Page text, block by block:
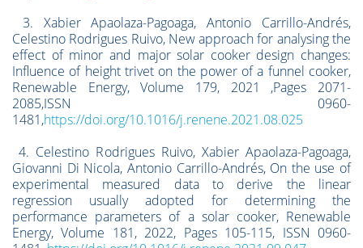
3. Xabier Apaolaza-Pagoaga, Antonio Carrillo-Andrés,
Celestino Rodrigues Ruivo, New approach for analysing the
effect of minor and major solar cooker design changes:
Influence of height trivet on the power of a funnel cooker,
Renewable Energy, Volume 179, 2021 ,Pages 2071-
2085,ISSN 0960-
1481,https://doi.org/10.1016/j.renene.2021.08.025
4. Celestino Rodrigues Ruivo, Xabier Apaolaza-Pagoaga,
Giovanni Di Nicola, Antonio Carrillo-Andrés, On the use of
experimental measured data to derive the linear
regression usually adopted for determining the
performance parameters of a solar cooker, Renewable
Energy, Volume 181, 2022, Pages 105-115, ISSN 0960-